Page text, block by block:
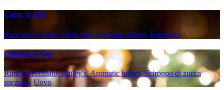
Corn 'n' Oil
Rum invecchiato, Dark rum, Aromatic bitters, Falernum
Calabaza Nog
Rum invecchiato, Bailey's, Aromatic bitters, Sciroppo di zucca
speziato, Uovo